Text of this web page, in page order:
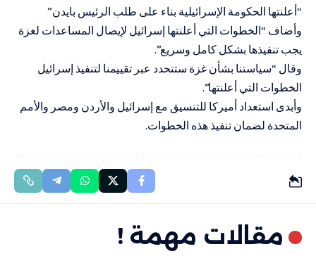
“أعلنتها الحكومة الإسرائيلية بناء على طلب الرئيس بايدن”
وأضاف “الخطوات التي أعلنتها إسرائيل لإيصال المساعدات لغزة
يجب تنفيذها بشكل كامل وسريع”.
وقال “سياستنا بشأن غزة ستتحدد عبر تقييمنا لتنفيذ إسرائيل
الخطوات التي أعلنتها”.
وأبدى استعداد أميركا للتنسيق مع إسرائيل والأردن ومصر والأمم
المتحدة لضمان تنفيذ هذه الخطوات.
مقالات مهمة !